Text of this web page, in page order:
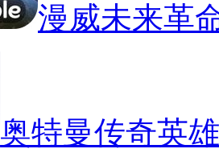
漫威未来革
奥特曼传奇英